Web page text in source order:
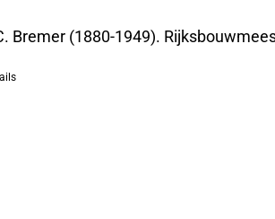
Bremer (1880-1949).